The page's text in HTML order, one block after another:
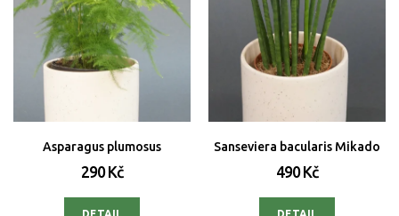
Asparagus plumosus
290 Kč
DETAIL
Sanseviera bacularis Mikado
490 Kč
DETAIL